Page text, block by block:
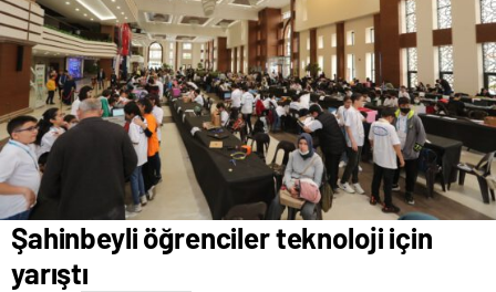
Şahinbeyli öğrenciler teknoloji için
yarıştı